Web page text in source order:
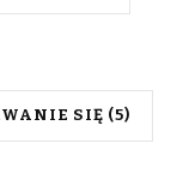
SIĘ (5)